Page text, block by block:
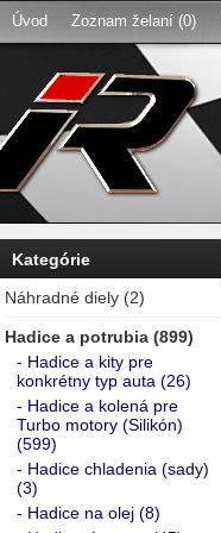
Úvod Zoznam želaní (0)
Kategórie
Náhradné diely (2)
Hadice a potrubia (899)
- Hadice a kity pre
konkrétny typ auta (26)
- Hadice a kolená pre
Turbo motory (Silikón)
(599)
- Hadice chladenia (sady)
(3)
- Hadice na olej (8)